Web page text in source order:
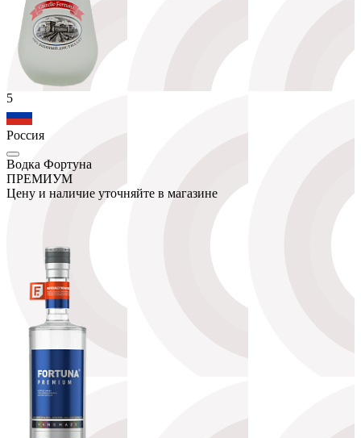
5
Россия
Водка Фортуна
ПРЕМИУМ
Цену и наличие уточняйте в магазине